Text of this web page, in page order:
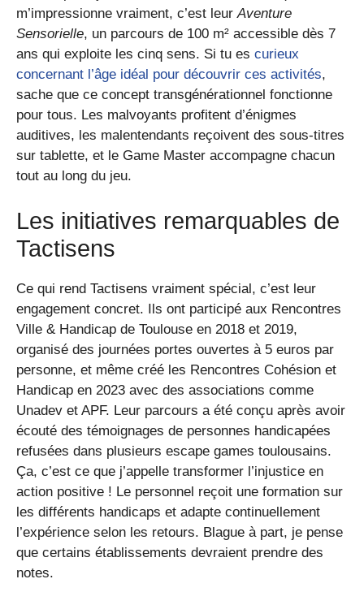
m’impressionne vraiment, c’est leurAventure
Sensorielle, un parcours de 100 m² accessible dès 7
ans qui exploite les cinq sens. Si tu es curieux
concernant l’âge idéal pour découvrir ces activités,
sache que ce concept transgénérationnel fonctionne
pour tous. Les malvoyants profitent d’énigmes
auditives, les malentendants reçoivent des sous-titres
sur tablette, et le Game Master accompagne chacun
tout au long du jeu.
Les initiatives remarquables de
Tactisens
Ce qui rend Tactisens vraiment spécial, c’est leur
engagement concret. Ils ont participé aux Rencontres
Ville & Handicap de Toulouse en 2018 et 2019,
organisé des journées portes ouvertes à 5 euros par
personne, et même créé les Rencontres Cohésion et
Handicap en 2023 avec des associations comme
Unadev et APF. Leur parcours a été conçu après avoir
écouté des témoignages de personnes handicapées
refusées dans plusieurs escape games toulousains.
Ça, c’est ce que j’appelle transformer l’injustice en
action positive ! Le personnel reçoit une formation sur
les différents handicaps et adapte continuellement
l’expérience selon les retours. Blague à part, je pense
que certains établissements devraient prendre des
notes.